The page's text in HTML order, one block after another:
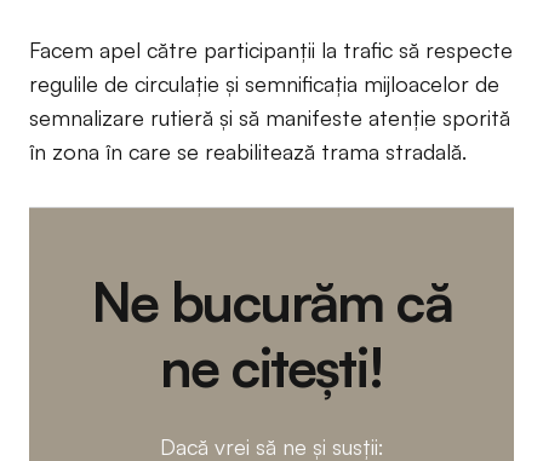
Facem apel către participanţii la trafic să respecte
regulile de circulaţie şi semnificaţia mijloacelor de
semnalizare rutieră și să manifeste atenţie sporită
în zona în care se reabilitează trama stradală.
Ne bucurăm că
ne citești!
Dacă vrei să ne și susții: